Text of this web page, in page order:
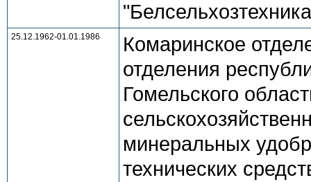
25.12.1962-01.01.1986
Комаринское
отделения
Гомельского
минеральных
технических